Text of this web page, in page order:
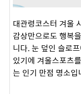
대관령코스터 겨울
감상만으로도 행복
니다. 눈 덮인 슬로
있기에 겨울스포츠
는 인기 만점 명소입